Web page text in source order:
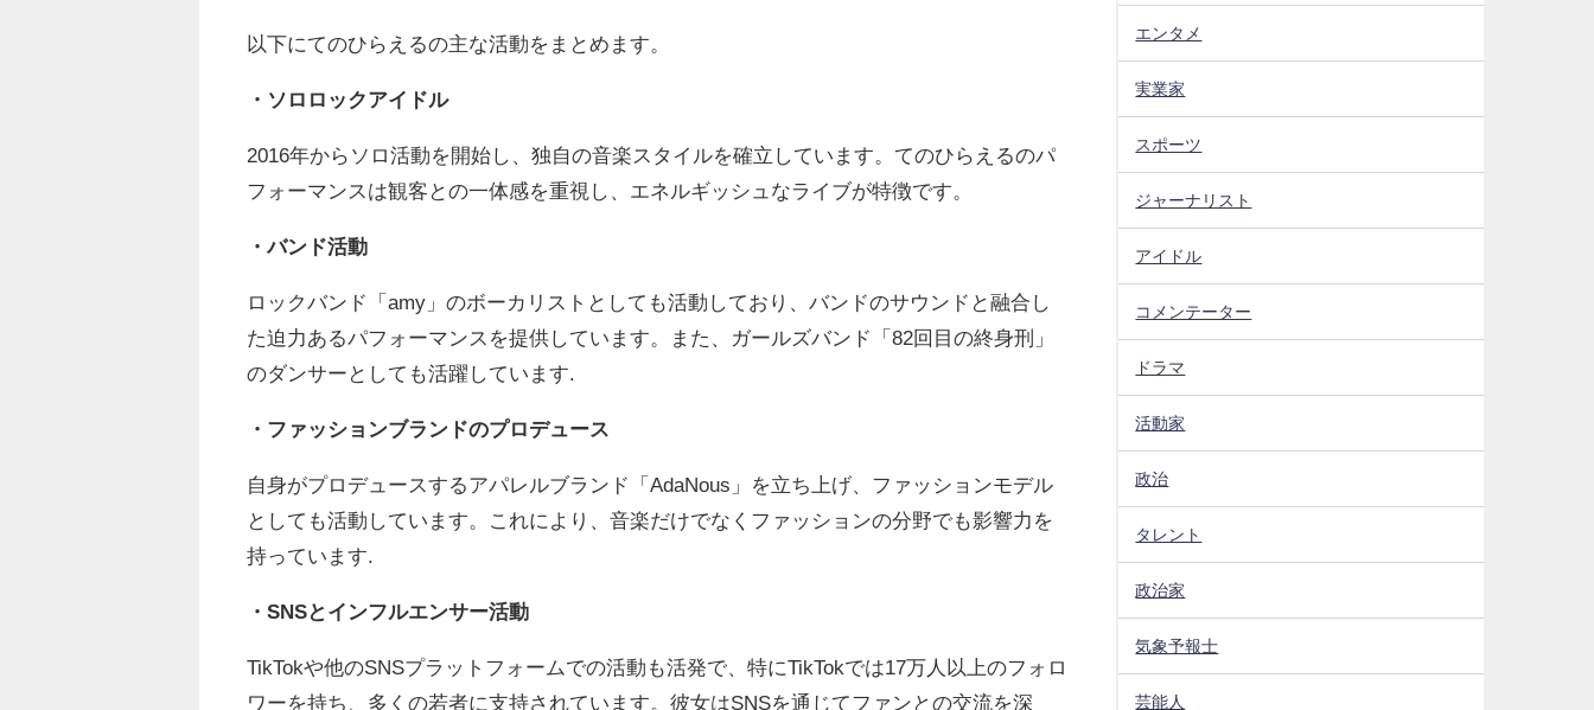
以下にてのひらえるの主な活動をまとめます。
・ソロロックアイドル
2016年からソロ活動を開始し、独自の音楽スタイルを確立しています。てのひらえるのパ
フォーマンスは観客との一体感を重視し、エネルギッシュなライブが特徴です。
・バンド活動
ロックバンド「amy」のボーカリストとしても活動しており、バンドのサウンドと融合し
た迫力あるパフォーマンスを提供しています。また、ガールズバンド「82回目の終身刑」
のダンサーとしても活躍しています.
・ファッションブランドのプロデュース
自身がプロデュースするアパレルブランド「AdaNous」を立ち上げ、ファッションモデル
としても活動しています。これにより、音楽だけでなくファッションの分野でも影響力を
持っています.
・SNSとインフルエンサー活動
TikTokや他のSNSプラットフォームでの活動も活発で、特にTikTokでは17万人以上のフォロ
ワーを持ち、多くの若者に支持されています。彼女はSNSを通じてファンとの交流を深
エンタメ
実業家
スポーツ
ジャーナリスト
アイドル
コメンテーター
ドラマ
活動家
政治
タレント
政治家
気象予報士
芸能人